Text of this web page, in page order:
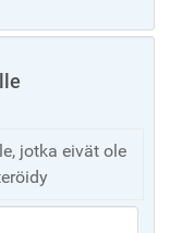
jotka eivät ole